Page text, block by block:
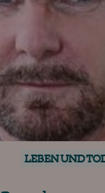
LEBEN UND